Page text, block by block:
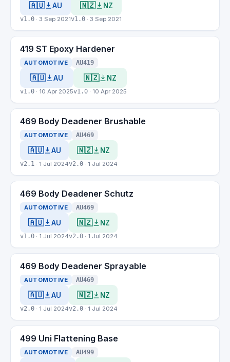
🇦🇺 AU
v1.0 · 3 Sep 2021
🇳🇿 NZ
v1.0 · 3 Sep 2021
419 ST Epoxy Hardener
AUTOMOTIVE AU419
🇦🇺 AU
v1.0 · 10 Apr 2025
🇳🇿 NZ
v1.0 · 10 Apr 2025
469 Body Deadener Brushable
AUTOMOTIVE AU469
🇦🇺 AU
v2.1 · 1 Jul 2024
🇳🇿 NZ
v2.0 · 1 Jul 2024
469 Body Deadener Schutz
AUTOMOTIVE AU469
🇦🇺 AU
v1.0 · 1 Jul 2024
🇳🇿 NZ
v2.0 · 1 Jul 2024
469 Body Deadener Sprayable
AUTOMOTIVE AU469
🇦🇺 AU
v2.0 · 1 Jul 2024
🇳🇿 NZ
v2.0 · 1 Jul 2024
499 Uni Flattening Base
AUTOMOTIVE AU499